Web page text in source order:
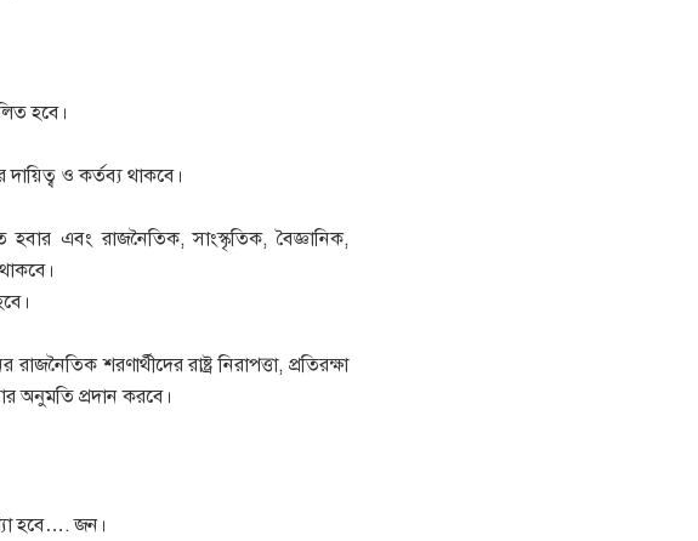
হবে।
দায়িত্ব ও কর্তব্য থাকবে।
এবং রাজনৈতিক, সাংস্কৃতিক, বৈজ্ঞানিক,
শরণার্থীদের রাষ্ট্র নিরাপত্তা, প্রতিরক্ষা
অনুমতি প্রদান করবে।
হবে…. জন।